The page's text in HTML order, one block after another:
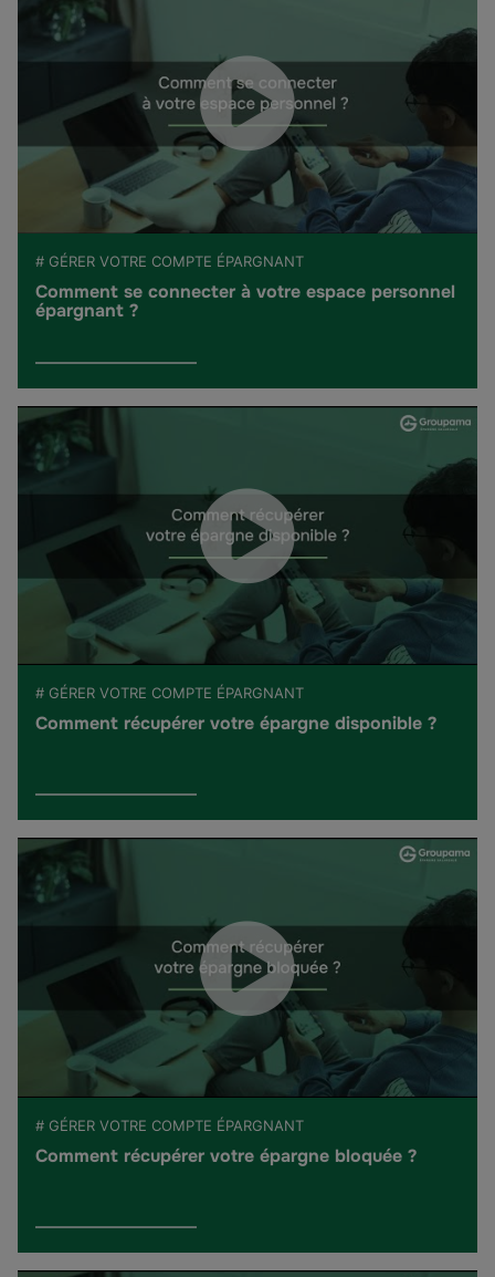
# GÉRER VOTRE COMPTE ÉPARGNANT
Comment se connecter à votre espace personnel
épargnant ?
# GÉRER VOTRE COMPTE ÉPARGNANT
Comment récupérer votre épargne disponible ?
# GÉRER VOTRE COMPTE ÉPARGNANT
Comment récupérer votre épargne bloquée ?